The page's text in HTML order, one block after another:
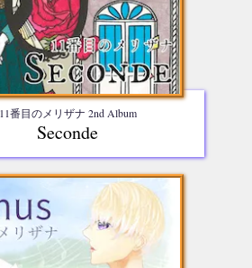
11番目のメリザナ 2nd Album
Seconde